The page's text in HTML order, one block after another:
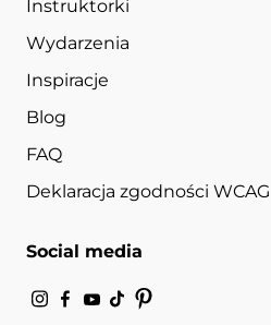
Instruktorki
Wydarzenia
Inspiracje
Blog
FAQ
Deklaracja zgodności WCAG
Social media